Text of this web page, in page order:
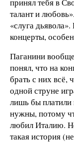
талант и
«слуга
концерты,
Паганини
понял, что на
брать с них всё,
одной струне
лишь бы
нужны, потому
любил Италию.
такая история